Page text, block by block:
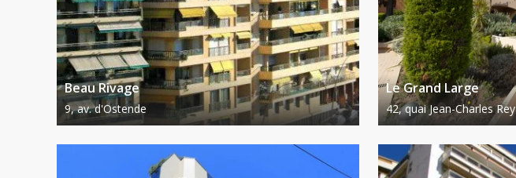
Beau Rivage
9, av. d'Ostende
Le Grand Large
42, quai Jean-Charles Rey